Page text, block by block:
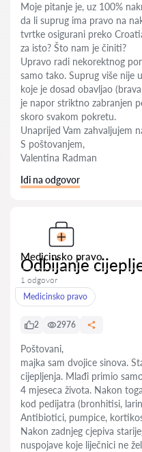
Moje pitanje je, uz 100%
da li suprug ima pravo na
tvrtke osigurani preko
za isto? Što nam je činiti?
Upravo radi nekorektnog
samo tako. Suprug više nije
koje je dosad obavljao
je napor striktno zabranjen
skoro svakom pokretu.
Unaprijed Vam zahvaljujem
S poštovanjem,
Valentina Radman
Idi na odgovor
Medicinsko pravo
Odbijanje
1 odgovor
Medicinsko pravo
2 2976
Poštovani,
majka sam dvojice sinova.
cijepljenja. Mlađi primio
4 mjeseca života. Nakon
kod pedijatra (bronhitisi,
Antibiotici, pumpice,
Nakon zadnjeg cjepiva
nuspojave koje liječnici ne